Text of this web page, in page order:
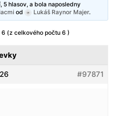
5 hlasov, a bola naposledny
od Lukáš Raynor Majer.
(z celkového počtu 6 )
#97871